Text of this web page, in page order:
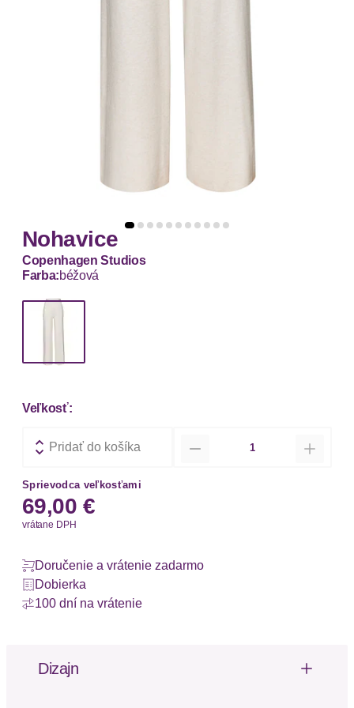
Nohavice
Copenhagen Studios
Farba:béžová
Veľkosť:
Pridať do košíka
Sprievodca veľkosťami
69,00 €
vrátane DPH
Doručenie a vrátenie zadarmo
Dobierka
100 dní na vrátenie
Dizajn